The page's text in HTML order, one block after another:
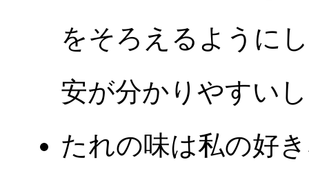
をそろえるように
安が分かりやすい
たれの味は私の好